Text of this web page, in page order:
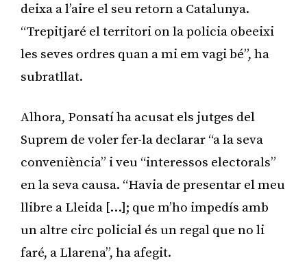
deixa a l’aire el seu retorn a Catalunya.
“Trepitjaré el territori on la policia obeeixi
les seves ordres quan a mi em vagi bé”, ha
subratllat.
Alhora, Ponsatí ha acusat els jutges del
Suprem de voler fer-la declarar “a la seva
conveniència” i veu “interessos electorals”
en la seva causa. “Havia de presentar el meu
llibre a Lleida […]; que m’ho impedís amb
un altre circ policial és un regal que no li
faré, a Llarena”, ha afegit.